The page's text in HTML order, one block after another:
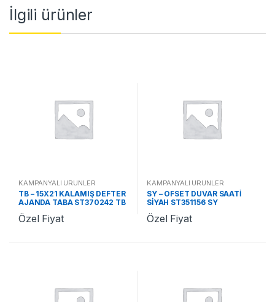
İlgili ürünler
KAMPANYALI ÜRÜNLER
TB – 15X21 KALAMIŞ DEFTER
AJANDA TABA ST370242 TB
Özel Fiyat
KAMPANYALI ÜRÜNLER
SY – OFSET DUVAR SAATİ
SİYAH ST351156 SY
Özel Fiyat